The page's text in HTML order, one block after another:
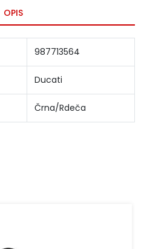
OPIS
987713564
Ducati
Črna/Rdeča